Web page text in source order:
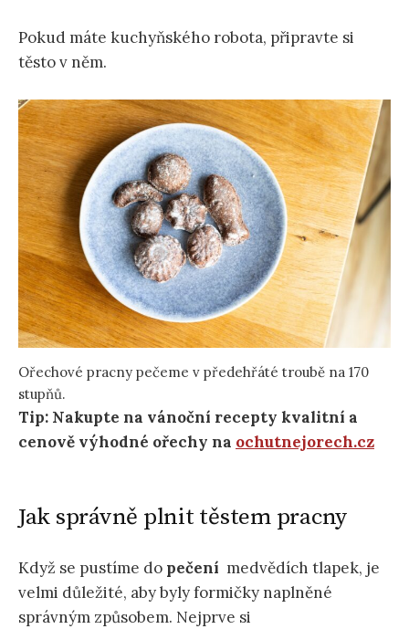
Pokud máte kuchyňského robota, připravte si
těsto v něm.
Ořechové pracny pečeme v předehřáté troubě na 170
stupňů.
Tip: Nakupte na vánoční recepty kvalitní a
cenově výhodné ořechy na ochutnejorech.cz
Jak správně plnit těstem pracny
Když se pustíme do pečení medvědích tlapek, je
velmi důležité, aby byly formičky naplněné
správným způsobem. Nejprve si